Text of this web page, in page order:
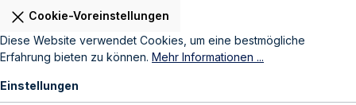
Cookie-Voreinstellungen
Diese Website verwendet Cookies, um eine bestmögliche
Erfahrung bieten zu können. Mehr Informationen ...
Einstellungen